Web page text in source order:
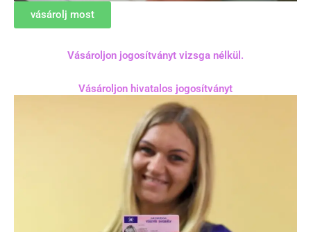
vásárolj most
Vásároljon jogosítványt vizsga nélkül.
Vásároljon hivatalos jogosítványt